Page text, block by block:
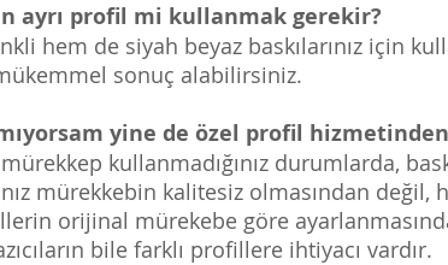
ayrı profil mi kullanmak gerekir?
hem de siyah beyaz baskılarınız için
sonuç alabilirsiniz.
yine de özel profil
kullanmadığınız durumlarda,
mürekkebin kalitesiz olmasından değil,
orijinal mürekebe göre
bile farklı profillere ihtiyacı vardır.